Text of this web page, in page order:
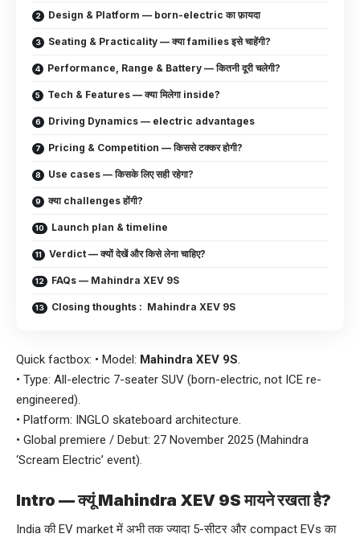
Design & Platform — born-electric का फ़ायदा
Seating & Practicality — क्या families इसे चाहेंगी?
Performance, Range & Battery — कितनी दूरी चलेगी?
Tech & Features — क्या मिलेगा inside?
Driving Dynamics — electric advantages
Pricing & Competition — किससे टक्कर होगी?
Use cases — किसके लिए सही रहेगा?
क्या challenges होंगी?
Launch plan & timeline
Verdict — क्यों देखें और किसे लेना चाहिए?
FAQs — Mahindra XEV 9S
Closing thoughts : Mahindra XEV 9S
Quick factbox: • Model: Mahindra XEV 9S.
• Type: All-electric 7-seater SUV (born-electric, not ICE re-
engineered).
• Platform: INGLO skateboard architecture.
• Global premiere / Debut: 27 November 2025 (Mahindra
‘Scream Electric’ event).
Intro — क्यूं Mahindra XEV 9S मायने रखता है?
India की EV market में अभी तक ज्यादा 5-सीटर और compact EVs का